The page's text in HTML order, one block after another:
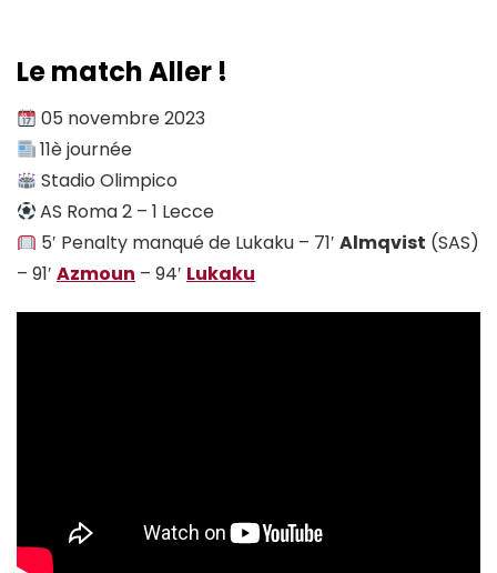
Le match Aller !
05 novembre 2023
11è journée
Stadio Olimpico
AS Roma 2 – 1 Lecce
5′ Penalty manqué de Lukaku – 71′Almqvist (SAS)
– 91′ Azmoun – 94′ Lukaku